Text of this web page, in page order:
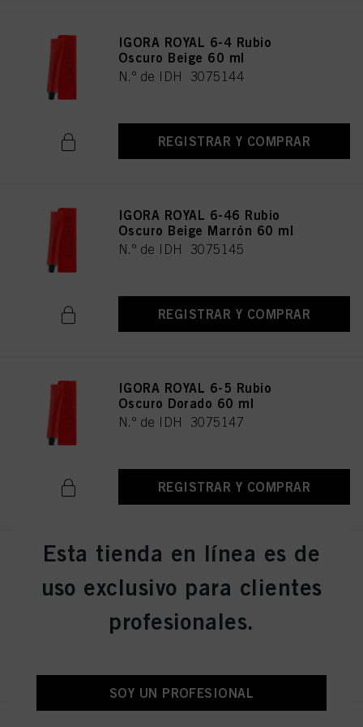
IGORA ROYAL 6-4 Rubio
Oscuro Beige 60 ml
N.º de IDH 3075144
REGISTRAR Y COMPRAR
IGORA ROYAL 6-46 Rubio
Oscuro Beige Marrón 60 ml
N.º de IDH 3075145
REGISTRAR Y COMPRAR
IGORA ROYAL 6-5 Rubio
Oscuro Dorado 60 ml
N.º de IDH 3075147
REGISTRAR Y COMPRAR
IGORA ROYAL 6-6 Rubio
Oscuro Marrón 60 ml
N.º de IDH 3075149
Esta tienda en línea es de
uso exclusivo para clientes
profesionales.
SOY UN PROFESIONAL
utilizarán las cookies que sean técnicamente necesarias para proporcionarle
este sitio web .